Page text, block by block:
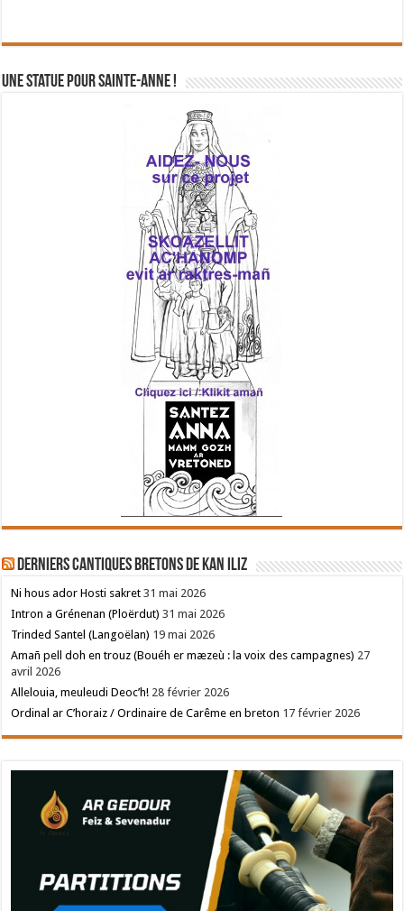
Une statue pour Sainte-Anne !
Derniers cantiques bretons de Kan Iliz
Ni hous ador Hosti sakret 31 mai 2026
Intron a Grénenan (Ploërdut) 31 mai 2026
Trinded Santel (Langoëlan) 19 mai 2026
Amañ pell doh en trouz (Bouéh er mæzeù : la voix des campagnes) 27
avril 2026
Allelouia, meuleudi Deoc’h! 28 février 2026
Ordinal ar C’horaiz / Ordinaire de Carême en breton 17 février 2026